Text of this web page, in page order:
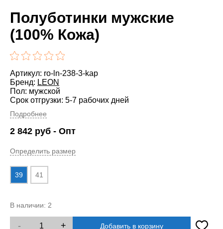
Полуботинки мужские
(100% Кожа)
Артикул: ro-ln-238-3-kap
Бренд: LEON
Пол: мужской
Срок отгрузки: 5-7 рабочих дней
Подробнее
2 842 руб - Опт
Определить размер
39 41
В наличии: 2
- + Добавить в корзину